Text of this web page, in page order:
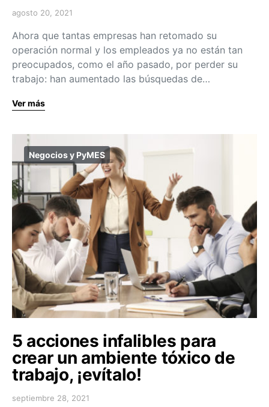
agosto 20, 2021
Ahora que tantas empresas han retomado su
operación normal y los empleados ya no están tan
preocupados, como el año pasado, por perder su
trabajo: han aumentado las búsquedas de…
Ver más
Negocios y PyMES
5 acciones infalibles para
crear un ambiente tóxico de
trabajo, ¡evítalo!
septiembre 28, 2021